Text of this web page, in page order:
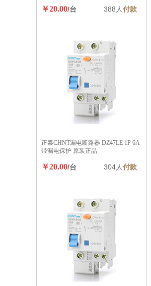
￥20.00/台 388人付款
正泰CHNT漏电断路器 DZ47LE 1P 6A
带漏电保护 原装正品
￥20.00/台 304人付款